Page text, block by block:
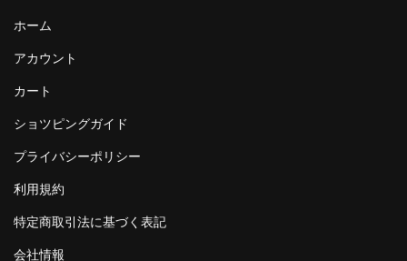
ホーム
アカウント
カート
ショツピングガイド
プライバシーポリシー
利用規約
特定商取引法に基づく表記
会社情報